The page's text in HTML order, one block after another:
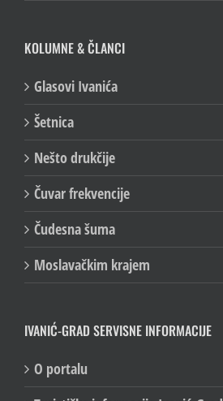
KOLUMNE & ČLANCI
Glasovi Ivanića
Šetnica
Nešto drukčije
Čuvar frekvencije
Čudesna šuma
Moslavačkim krajem
IVANIĆ-GRAD SERVISNE INFORMACIJE
O portalu